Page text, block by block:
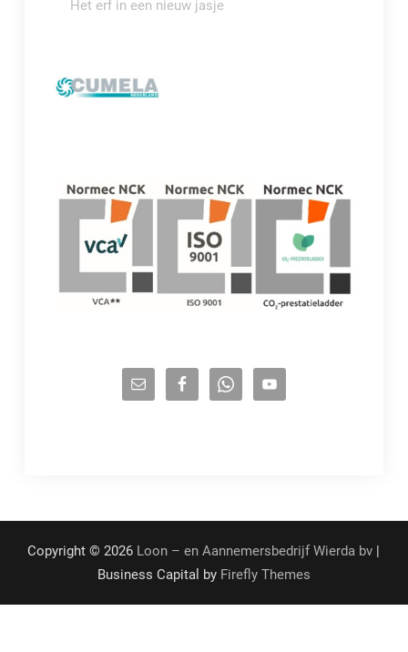
Het erf in een nieuw jasje
Copyright © 2026 Loon – en Aannemersbedrijf Wierda bv |
Business Capital by Firefly Themes